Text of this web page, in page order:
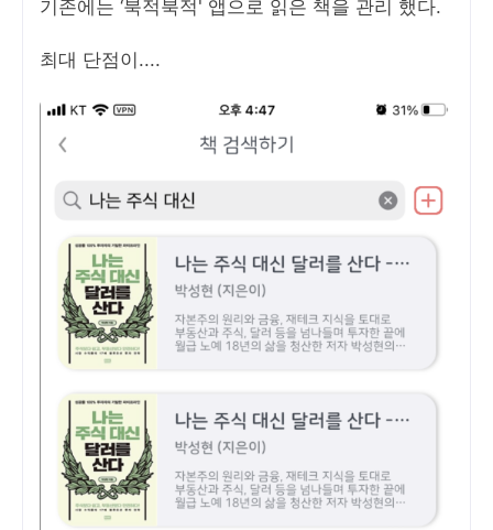
기존에는 ‘북적북적' 앱으로 읽은 책을 관리 했다.
최대 단점이....